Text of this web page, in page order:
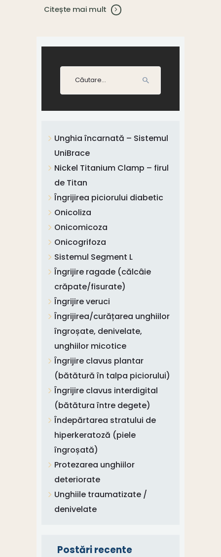
Citește mai mult
Caută
după:
Unghia încarnată – Sistemul
UniBrace
Nickel Titanium Clamp – firul
de Titan
Îngrijirea piciorului diabetic
Onicoliza
Onicomicoza
Onicogrifoza
Sistemul Segment L
Îngrijire ragade (călcâie
crăpate/fisurate)
Îngrijire veruci
Îngrijirea/curățarea unghiilor
îngroșate, denivelate,
unghiilor micotice
Îngrijire clavus plantar
(bătătură în talpa piciorului)
Îngrijire clavus interdigital
(bătătura între degete)
Îndepărtarea stratului de
hiperkeratoză (piele
îngroșată)
Protezarea unghiilor
deteriorate
Unghiile traumatizate /
denivelate
Postări recente